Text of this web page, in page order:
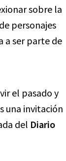
sobre la
personajes
a ser parte de
el pasado y
una invitación
del Diario